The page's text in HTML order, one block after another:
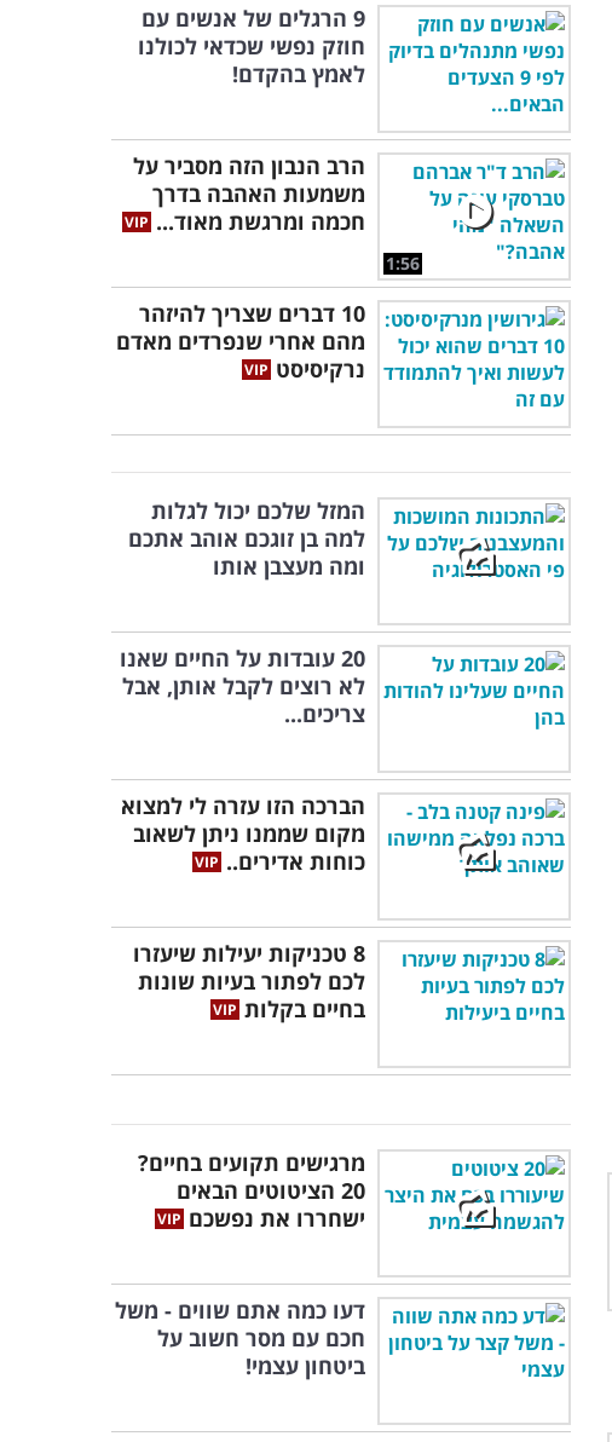
9 הרגלים של אנשים עם
חוזק נפשי שכדאי לכולנו
לאמץ בהקדם!
1:56
הרב הנבון הזה מסביר על
משמעות האהבה בדרך
חכמה ומרגשת מאוד...
10 דברים שצריך להיזהר
מהם אחרי שנפרדים מאדם
נרקיסיסט
המזל שלכם יכול לגלות
למה בן זוגכם אוהב אתכם
ומה מעצבן אותו
20 עובדות על החיים שאנו
לא רוצים לקבל אותן, אבל
צריכים...
הברכה הזו עזרה לי למצוא
מקום שממנו ניתן לשאוב
כוחות אדירים..
8 טכניקות יעילות שיעזרו
לכם לפתור בעיות שונות
בחיים בקלות
מרגישים תקועים בחיים?
20 הציטוטים הבאים
ישחררו את נפשכם
דעו כמה אתם שווים - משל
חכם עם מסר חשוב על
ביטחון עצמי!